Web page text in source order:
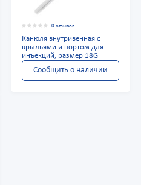
0 отзывов
Канюля внутривенная с
крыльями и портом для
инъекций, размер 18G
Сообщить о наличии